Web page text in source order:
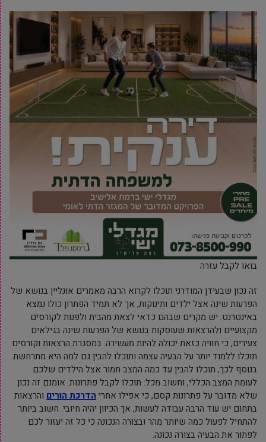
בואו לקבל עזרה
זה נכון שבעידן המודרני תוכלו לקרוא הרבה מאמרים אונליין בנושא של
הפרעות שינה אצל ילדים ותינוקות, אך לא תמיד הפתרון כולו נמצא
באינטרנט. יש מקרים שבהם כדאי לצאת מהבית ולפנות לקורסים
מקצועיים ולהרצאות שעוסקות בנושא של הפרעות שינה בגילאים
צעירים, כי חוויה כזאת יכולה להיות מעשירה. במסגרת הרצאות וקורסים
תוכלו ללמוד יותר על הבעיה עצמה ותוכלו להבין גם למה היא מתרחשת.
בנוסף לכך, תוכלו להבין עד כמה המצב חמור אצל הילדים שלכם
לעומת המצב הכללי, וחשוב מכל: תוכלו לקבל פתרונות. אומנם זה נכון
שלא מדובר על פתרונות קסם, כי אפילו אחריהדרכת הורים והרצאות
בתחום יש עוד הרבה עבודה לעשות, אך הכיוון יהיה חיובי. חשוב ביותר
להתחיל לפעול כמה שיותר מהר ובצורה הנכונה כי כל זה יעזור לכם
לפתור את הבעיה בצורה נכונה.